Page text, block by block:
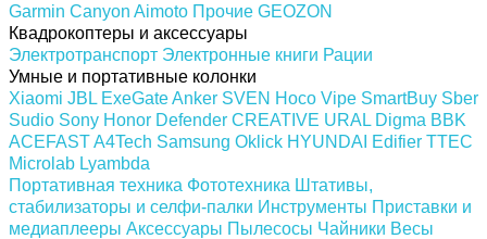
Garmin Canyon Aimoto Прочие GEOZON
Квадрокоптеры и аксессуары
Электротранспорт Электронные книги Рации
Умные и портативные колонки
Xiaomi JBL ExeGateAnker SVEN Hoco Vipe SmartBuy Sber
Sudio Sony Honor Defender CREATIVE URAL Digma BBK
ACEFASTA4Tech Samsung Oklick HYUNDAI Edifier TTEC
Microlab Lyambda
Портативная техника Фототехника Штативы,
стабилизаторы и селфи-палки Инструменты Приставки и
медиаплееры Аксессуары Пылесосы Чайники Весы